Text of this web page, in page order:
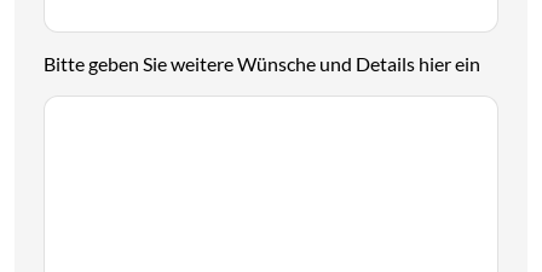
Bitte geben Sie weitere Wünsche und Details hier ein